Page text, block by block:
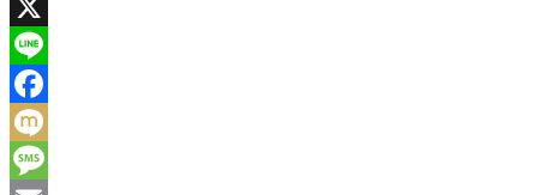
X
Line
Facebook
Mixi